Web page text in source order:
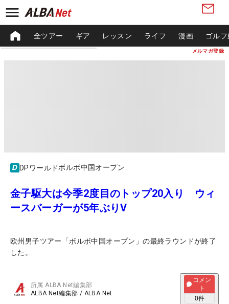
メルマガ登録
全ツアー ギア レッスン ライフ 漫画 ゴル
DPワールドボルボ中国オープン
金子駆大は今季2度目のトップ20入り ウィ
ースバーガーが5年ぶりV
欧州男子ツアー「ボルボ中国オープン」の最終ラウンドが終了
した。
所属ALBA Net編集部
ALBA Net編集部 / ALBA Net
コメン
ト
0件